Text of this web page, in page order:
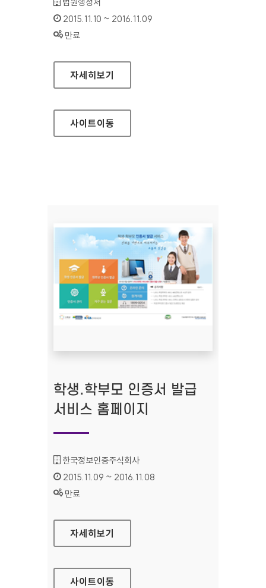
인증기간 :
2015.11.10 ~ 2016.11.09
상태 :
만료
대한민국법원 홈페이지
자세히보기
사이트이동
학생.학부모 인증서 발급
서비스 홈페이지
기관명 :
한국정보인증주식회사
인증기간 :
2015.11.09 ~ 2016.11.08
상태 :
만료
학생.학부모 인증서 발급 서비스 홈페이지
자세히보기
사이트이동